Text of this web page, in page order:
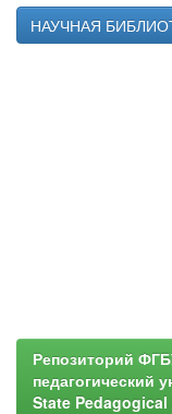
НАУЧНАЯ
Репозиторий
педагогический
State